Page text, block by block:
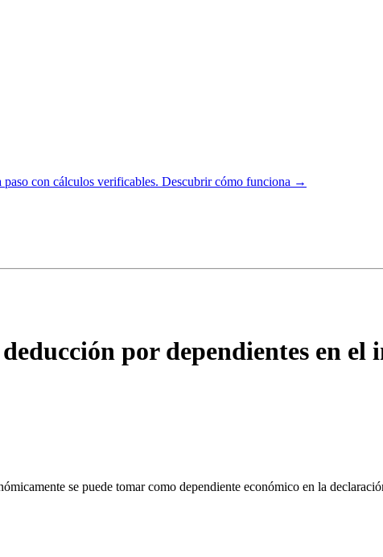
paso con cálculos verificables. Descubrir cómo funciona →
por dependientes en el
se puede tomar como dependiente económico en la